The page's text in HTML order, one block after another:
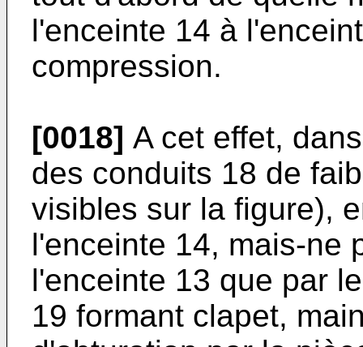
l'enceinte 14 à
compression.
[0018] A cet effet,
des conduits 18 de
visibles sur la figure),
l'enceinte 14, mais-ne
l'enceinte 13 que par
19 formant clapet,